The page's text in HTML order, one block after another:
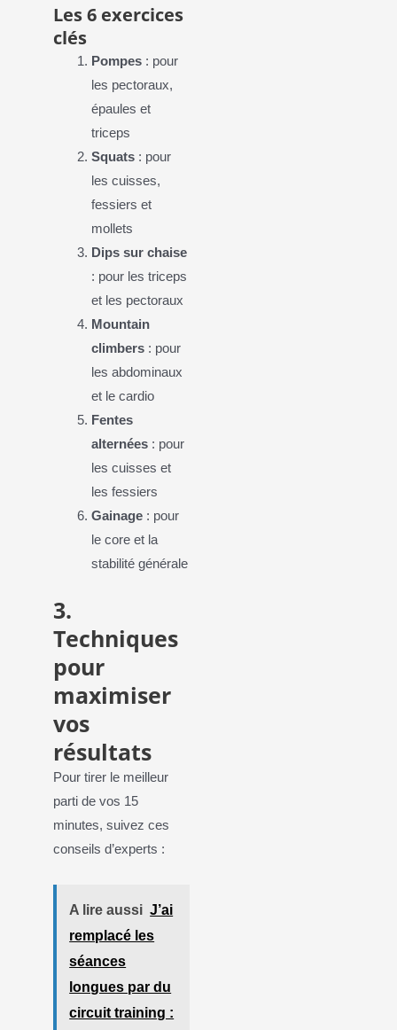
Les 6 exercices
clés
Pompes : pour
les pectoraux,
épaules et
triceps
Squats : pour
les cuisses,
fessiers et
mollets
Dips sur chaise
: pour les triceps
et les pectoraux
Mountain
climbers : pour
les abdominaux
et le cardio
Fentes
alternées : pour
les cuisses et
les fessiers
Gainage : pour
le core et la
stabilité générale
3.
Techniques
pour
maximiser
vos
résultats
Pour tirer le meilleur
parti de vos 15
minutes, suivez ces
conseils d’experts :
A lire aussi J’ai
remplacé les
séances
longues par du
circuit training :